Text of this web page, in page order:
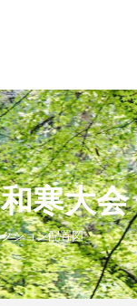
寒大
ション配置図